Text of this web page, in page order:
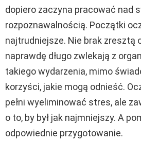
dopiero zaczyna pracować nad
rozpoznawalnością. Początki
najtrudniejsze. Nie brak zresztą
naprawdę długo zwlekają z
takiego wydarzenia, mimo
korzyści, jakie mogą odnieść.
pełni wyeliminować stres, ale
o to, by był jak najmniejszy. A
odpowiednie przygotowanie.